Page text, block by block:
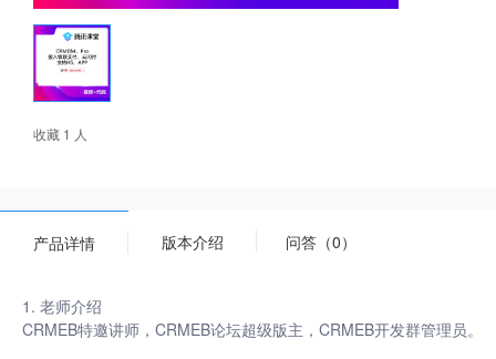
收藏 1 人
产品详情 版本介绍 问答（0）
1. 老师介绍
CRMEB特邀讲师，CRMEB论坛超级版主，CRMEB开发群管理员。